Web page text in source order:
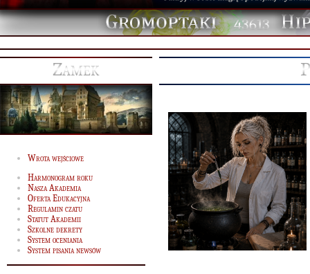
43613
Zamek
Wrota wejściowe
Harmonogram roku
Nasza Akademia
Oferta Edukacyjna
Regulamin czatu
Statut Akademii
Szkolne dekrety
System oceniania
System pisania newsów